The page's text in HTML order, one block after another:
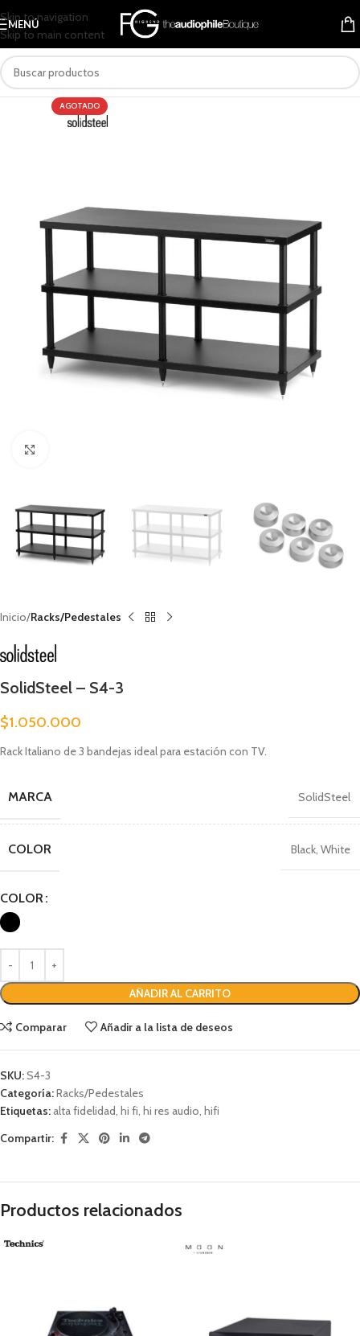
Skip to navigation
Skip to main content
MENÚ
AGOTADO
Inicio Racks/Pedestales
SolidSteel – S4-3
$1.050.000
Rack Italiano de 3 bandejas ideal para estación con TV.
MARCA SolidSteel
COLOR Black White
COLOR
AÑADIR AL CARRITO
Comparar Añadir a la lista de deseos
SKU:S4-3
Categoría:Racks/Pedestales
Etiquetas: alta fidelidad hi fi hi res audio hifi
Compartir:
Productos relacionados